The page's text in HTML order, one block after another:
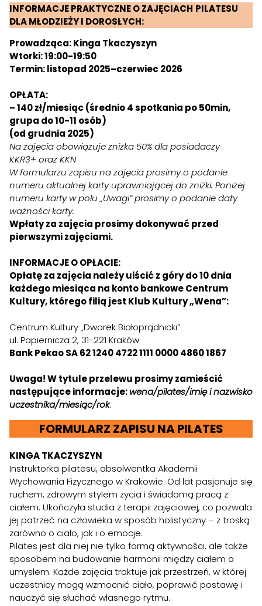
INFORMACJE PRAKTYCZNE O ZAJĘCIACH PILATESU
DLA MŁODZIEŻY I DOROSŁYCH:
Prowadząca: Kinga Tkaczyszyn
Wtorki:19:00-19:50
Termin: listopad 2025–czerwiec 2026
OPŁATA:
– 140 zł/miesiąc (średnio 4 spotkania po 50min,
grupa do 10-11 osób)
(od grudnia 2025)
Na zajęcia obowiązuje zniżka 50% dla posiadaczy
KKR3+ oraz KKN
W formularzu zapisu na zajęcia prosimy o podanie
numeru aktualnej karty uprawniającej do zniżki. Poniżej
numeru karty w polu „Uwagi” prosimy o podanie daty
ważności karty.
Wpłaty za zajęcia prosimy dokonywać przed
pierwszymi zajęciami.
INFORMACJE O OPŁACIE:
Opłatę za zajęcia należy uiścić z góry do 10 dnia
każdego miesiąca na konto bankowe Centrum
Kultury, którego filią jest Klub Kultury „Wena”:
Centrum Kultury „Dworek Białoprądnicki”
ul. Papiernicza 2, 31-221 Kraków
Bank Pekao SA 62 1240 4722 1111 0000 4860 1867
Uwaga! W tytule przelewu prosimy zamieścić
następujące informacje:wena/pilates/imię i nazwisko
uczestnika/miesiąc/rok.
FORMULARZ ZAPISU NA PILATES
KINGA TKACZYSZYN
Instruktorka pilatesu, absolwentka Akademii
Wychowania Fizycznego w Krakowie. Od lat pasjonuje się
ruchem, zdrowym stylem życia i świadomą pracą z
ciałem. Ukończyła studia z terapii zajęciowej, co pozwala
jej patrzeć na człowieka w sposób holistyczny – z troską
zarówno o ciało, jak i o emocje.
Pilates jest dla niej nie tylko formą aktywności, ale także
sposobem na budowanie harmonii między ciałem a
umysłem. Każde zajęcia traktuje jak przestrzeń, w której
uczestnicy mogą wzmocnić ciało, poprawić postawę i
nauczyć się słuchać własnego rytmu.